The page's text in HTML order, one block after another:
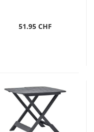
51.95 CHF